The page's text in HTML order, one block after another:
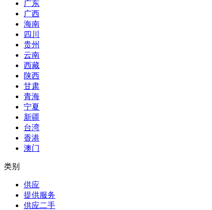
广东
广西
海南
四川
贵州
云南
西藏
陕西
甘肃
青海
宁夏
新疆
台湾
香港
澳门
类别
供应
提供服务
供应二手